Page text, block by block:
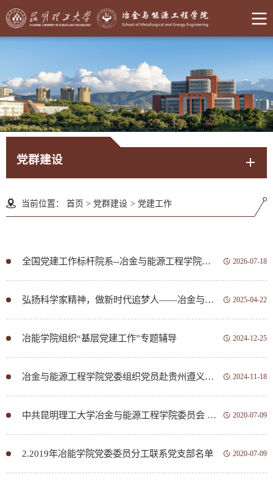
党群建设
当前位置： 首页 > 党群建设 > 党建工作
全国党建工作标杆院系--冶金与能源工程学院党委 2026-07-18
弘扬科学家精神，做新时代追梦人——冶金与能源工程学院研究生真空一支部党课激发奋进力量 2025-04-22
冶能学院组织“基层党建工作”专题辅导 2024-12-25
冶金与能源工程学院党委组织党员赴贵州遵义开展“传承红色基因 弘扬长征精神”党性教育培训 2024-11-18
中共昆明理工大学冶金与能源工程学院委员会 关于调整党委委员、党员领导干部联系党支部的通知 2020-07-09
2.2019年冶能学院党委委员分工联系党支部名单 2020-07-09